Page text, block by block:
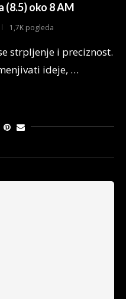
(8.5) oko 8 AM
1,7K pogleda
strpljenje i preciznost.
ideje, …